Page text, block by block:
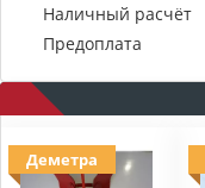
Наличный расчёт
Предоплата
Деметра